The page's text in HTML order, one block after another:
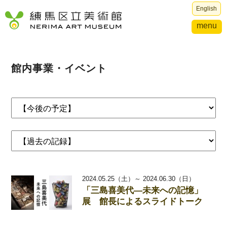
English
menu
館内事業・イベント
2024.05.25（土）～ 2024.06.30（日）
「三島喜美代―未来への記憶」
展 館長によるスライドトーク